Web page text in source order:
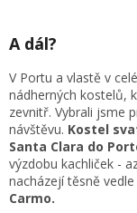
A dál?
V Portu a vlastě v
nádherných kostelů,
zevnitř. Vybrali jsme
návštěvu. Kostel
Santa Clara do
výzdobu kachliček -
nacházejí těsně vedle
Carmo.